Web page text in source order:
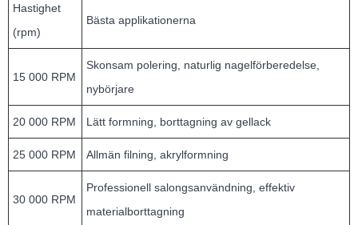
Hastighet
(rpm)
Bästa applikationerna
15 000 RPM
Skonsam polering, naturlig nagelförberedelse,
nybörjare
20 000 RPM Lätt formning, borttagning av gellack
25 000 RPM Allmän filning, akrylformning
30 000 RPM
Professionell salongsanvändning, effektiv
materialborttagning